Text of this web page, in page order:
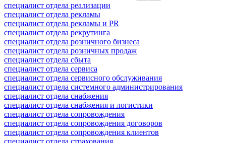
специалист отдела реализации
специалист отдела рекламы
специалист отдела рекламы и PR
специалист отдела рекрутинга
специалист отдела розничного бизнеса
специалист отдела розничных продаж
специалист отдела сбыта
специалист отдела сервиса
специалист отдела сервисного обслуживания
специалист отдела системного администрирования
специалист отдела снабжения
специалист отдела снабжения и логистики
специалист отдела сопровождения
специалист отдела сопровождения договоров
специалист отдела сопровождения клиентов
специалист отдела страхования